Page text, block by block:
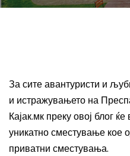
За сите авантуристи и
и истражувањето на
Кајак.мк преку овој блог
уникатно сместување кое
приватни сместувања.